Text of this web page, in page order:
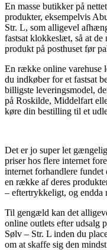
En masse butikker på
produkter, eksempelvis
Str. L, som alligevel
fastsat klokkeslæt, så at de
produkt på posthuset før
En række online varehuse
du indkøber for et fastsat
billigste leveringsmodel,
på Roskilde, Middelfart
køre din bestilling til et
Det er jo super let
priser hos flere internet
internet forhandlere fundet
en række af deres
– eftertrykkeligt, og endda
Til gengæld kan det
online outlets efter udsalg
Sølv – Str. L inden du
om at skaffe sig den